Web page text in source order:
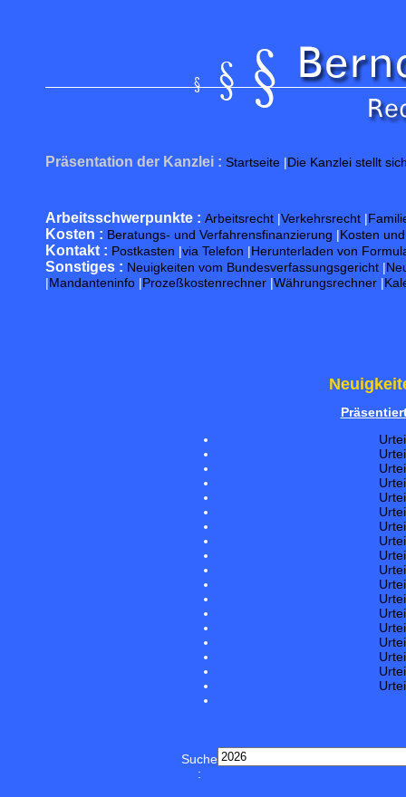
Präsentation der Kanzlei : Startseite |Die Kanzlei stellt
Arbeitsschwerpunkte : Arbeitsrecht |Verkehrsrecht |
Kosten : Beratungs- und Verfahrensfinanzierung |Kosten
Kontakt : Postkasten |via Telefon |Herunterladen von
Sonstiges : Neuigkeiten vom Bundesverfassungsgericht |
|Mandanteninfo |Prozeßkostenrechner |Währungsrechner |
Suche
: